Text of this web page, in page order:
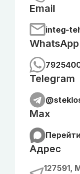
Email
integ-
WhatsApp
Telegram
Max
Перейти
Адрес
127591,